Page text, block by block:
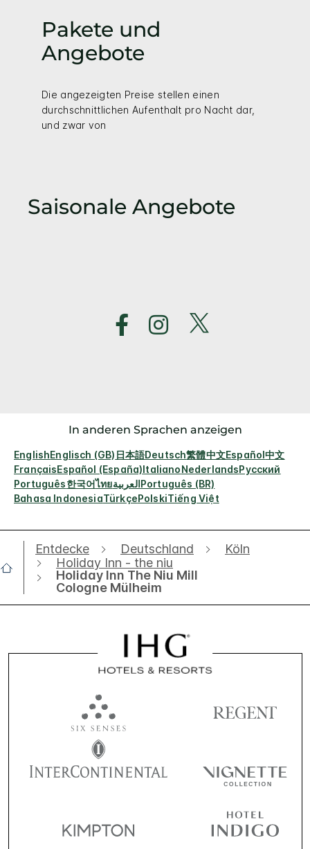
Pakete und
Angebote
Die angezeigten Preise stellen einen
durchschnittlichen Aufenthalt pro Nacht dar,
und zwar von
Saisonale Angebote
In anderen Sprachen anzeigen
EnglishEnglisch (GB) 日本語Deutsch繁體中文Español中文
FrançaisEspañol (España)ItalianoNederlandsРусский
Português한국어ไทยالعربيةPortuguês (BR)
Bahasa IndonesiaTürkçePolskiTiếng Việt
Entdecke Deutschland
Köln
Holiday Inn - the niu
Holiday Inn The Niu Mill
Cologne Mülheim